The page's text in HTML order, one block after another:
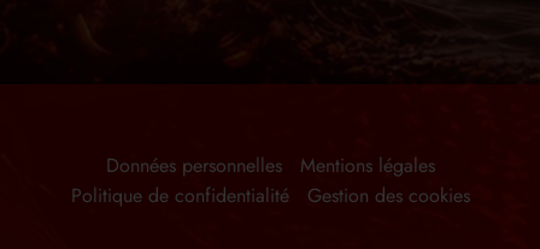
Données personnelles
Mentions légales
Politique de confidentialité
Gestion des cookies